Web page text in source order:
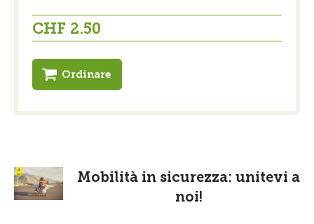
CHF 2.50
Ordinare
Mobilità in sicurezza: unitevi a
noi!